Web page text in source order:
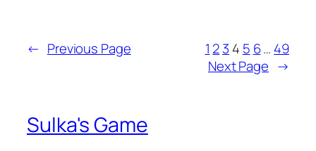
← Previous Page 1 23 4 5 6… 49
Next Page →
Sulka's Game